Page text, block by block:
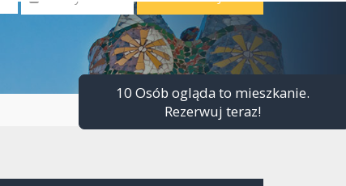
10 Osób ogląda to mieszkanie.
Rezerwuj teraz!